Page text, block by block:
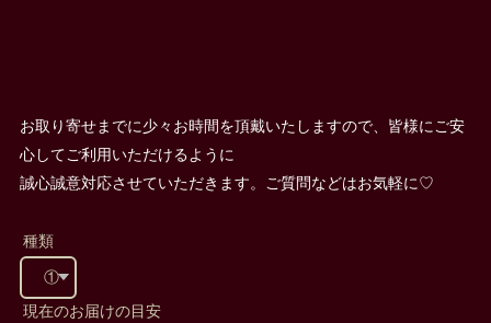
お取り寄せまでに少々お時間を頂戴いたしますので、皆様にご安
心してご利用いただけるように
誠心誠意対応させていただきます。ご質問などはお気軽に♡
種類
現在のお届けの目安